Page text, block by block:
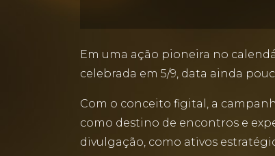
Em uma ação pioneira no
celebrada em 5/9, data ainda
Com o conceito figital, a
como destino de encontros e
divulgação, como ativos